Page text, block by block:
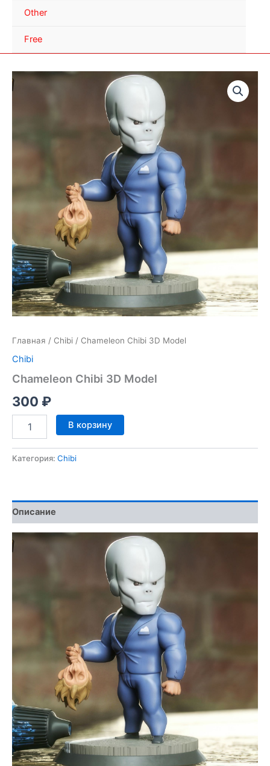
Other
Free
Главная / Chibi / Chameleon Chibi 3D Model
Chibi
Chameleon Chibi 3D Model
300 ₽
Количество
товара
Chibi
В корзину
Категория: Chibi
Описание